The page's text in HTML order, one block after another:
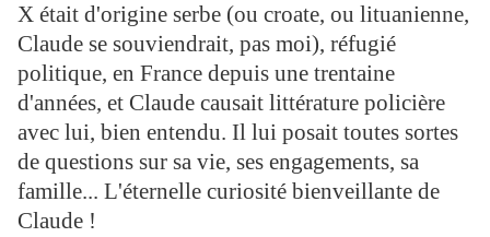
X était d'origine serbe (ou croate, ou lituanienne,
Claude se souviendrait, pas moi), réfugié
politique, en France depuis une trentaine
d'années, et Claude causait littérature policière
avec lui, bien entendu. Il lui posait toutes sortes
de questions sur sa vie, ses engagements, sa
famille... L'éternelle curiosité bienveillante de
Claude !